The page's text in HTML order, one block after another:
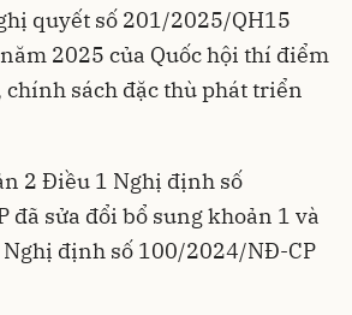
quyết số 201/2025/QH15
2025 của Quốc hội thí điểm
chính sách đặc thù phát triển
2 Điều 1 Nghị định số
sửa đổi bổ sung khoản 1 và
định số 100/2024/NĐ-CP